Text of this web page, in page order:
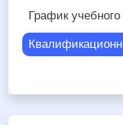
График